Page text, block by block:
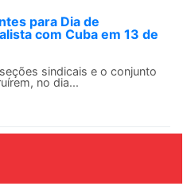
para Dia de
com Cuba em 13 de
sindicais e o conjunto
no dia...